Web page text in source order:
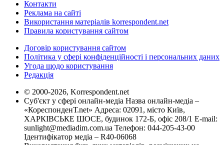
Контакти
Реклама на сайті
Використання матеріалів korrespondent.net
Правила користування сайтом
Договір користування сайтом
Політика у сфері конфіденційності і персональних даних
Угода щодо користування
Редакція
© 2000-2026, Korrespondent.net
Суб'єкт у сфері онлайн-медіа Назва онлайн-медіа –
«КореспонденТ.net» Адреса: 02091, місто Київ,
ХАРКІВСЬКЕ ШОСЕ, будинок 172-Б, офіс 208/1 E-mail:
sunlight@mediadim.com.ua Телефон: 044-205-43-00
Ідентифікатор медіа – R40-06068